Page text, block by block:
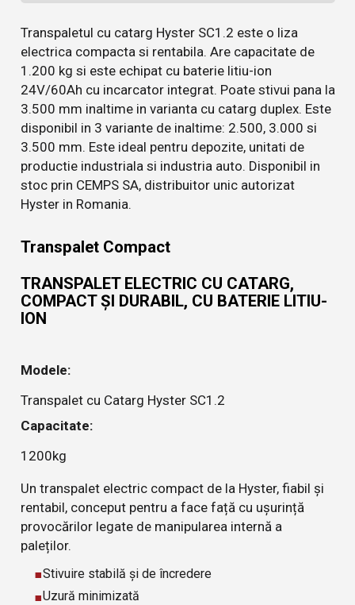
Transpaletul cu catarg Hyster SC1.2 este o liza
electrica compacta si rentabila. Are capacitate de
1.200 kg si este echipat cu baterie litiu-ion
24V/60Ah cu incarcator integrat. Poate stivui pana la
3.500 mm inaltime in varianta cu catarg duplex. Este
disponibil in 3 variante de inaltime: 2.500, 3.000 si
3.500 mm. Este ideal pentru depozite, unitati de
productie industriala si industria auto. Disponibil in
stoc prin CEMPS SA, distribuitor unic autorizat
Hyster in Romania.
Transpalet Compact
TRANSPALET ELECTRIC CU CATARG,
COMPACT ȘI DURABIL, CU BATERIE LITIU-
ION
Modele:
Transpalet cu Catarg Hyster SC1.2
Capacitate:
1200kg
Un transpalet electric compact de la Hyster, fiabil și
rentabil, conceput pentru a face față cu ușurință
provocărilor legate de manipularea internă a
paleților.
Stivuire stabilă și de încredere
Uzură minimizată